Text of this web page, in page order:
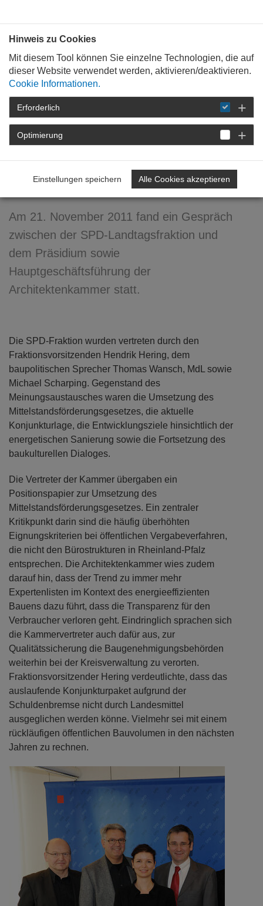
STARTSEITE DETAIL
Austausch mit der SPD-
Fraktion
Am 21. November 2011 fand ein Gespräch
zwischen der SPD-Landtagsfraktion und
dem Präsidium sowie
Hauptgeschäftsführung der
Architektenkammer statt.
Die SPD-Fraktion wurden vertreten durch den
Fraktionsvorsitzenden Hendrik Hering, dem
baupolitischen Sprecher Thomas Wansch, MdL sowie
Michael Scharping. Gegenstand des
Meinungsaustausches waren die Umsetzung des
Mittelstandsförderungsgesetzes, die aktuelle
Konjunkturlage, die Entwicklungsziele hinsichtlich der
energetischen Sanierung sowie die Fortsetzung des
baukulturellen Dialoges.
Die Vertreter der Kammer übergaben ein
Positionspapier zur Umsetzung des
Mittelstandsförderungsgesetzes. Ein zentraler
Kritikpunkt darin sind die häufig überhöhten
Eignungskriterien bei öffentlichen Vergabeverfahren,
die nicht den Bürostrukturen in Rheinland-Pfalz
entsprechen. Die Architektenkammer wies zudem
darauf hin, dass der Trend zu immer mehr
Expertenlisten im Kontext des energieeffizienten
Bauens dazu führt, dass die Transparenz für den
Verbraucher verloren geht. Eindringlich sprachen sich
die Kammervertreter auch dafür aus, zur
Qualitätssicherung die Baugenehmigungsbehörden
weiterhin bei der Kreisverwaltung zu verorten.
Fraktionsvorsitzender Hering verdeutlichte, dass das
auslaufende Konjunkturpaket aufgrund der
Schuldenbremse nicht durch Landesmittel
ausgeglichen werden könne. Vielmehr sei mit einem
rückläufigen öffentlichen Bauvolumen in den nächsten
Jahren zu rechnen.
Hinweis zu Cookies
Mit diesem Tool können Sie einzelne Technologien, die auf
dieser Website verwendet werden, aktivieren/deaktivieren.
Cookie Informationen.
Erforderlich
Optimierung
Einstellungen speichern Alle Cookies akzeptieren